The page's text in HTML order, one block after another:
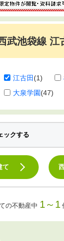
武池袋線 江
江古田 (1)
大泉学園(47)
ックする
て
の不動産中 1～1